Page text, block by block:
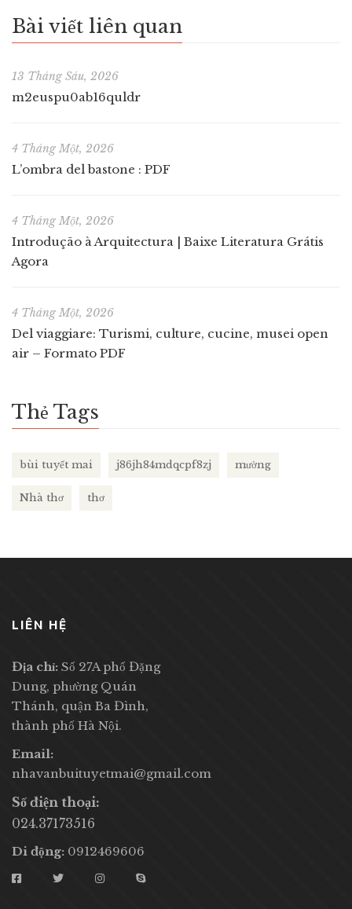
Bài viết liên quan
13 Tháng Sáu, 2026
m2euspu0ab16quldr
4 Tháng Một, 2026
L’ombra del bastone : PDF
4 Tháng Một, 2026
Introdução à Arquitectura | Baixe Literatura Grátis
Agora
4 Tháng Một, 2026
Del viaggiare: Turismi, culture, cucine, musei open
air – Formato PDF
Thẻ Tags
bùi tuyết mai j86jh84mdqcpf8zj mường
Nhà thơ thơ
LIÊN HỆ
Địa chỉ: Số 27A phố Đặng
Dung, phường Quán
Thánh, quận Ba Đình,
thành phố Hà Nội.
Email:
nhavanbuituyetmai@gmail.com
Số điện thoại:
024.37173516
Di động: 0912469606